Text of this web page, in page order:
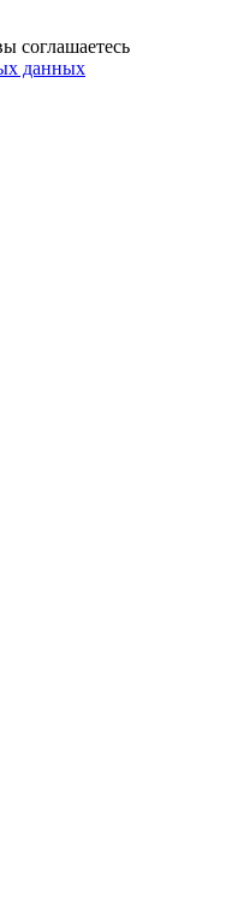
соглашаетесь
данных